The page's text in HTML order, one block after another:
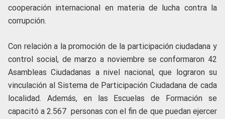
cooperación internacional en materia de lucha contra la
corrupción.
Con relación a la promoción de la participación ciudadana y
control social, de marzo a noviembre se conformaron 42
Asambleas Ciudadanas a nivel nacional, que lograron su
vinculación al Sistema de Participación Ciudadana de cada
localidad. Además, en las Escuelas de Formación se
capacitó a 2.567 personas con el fin de que puedan ejercer